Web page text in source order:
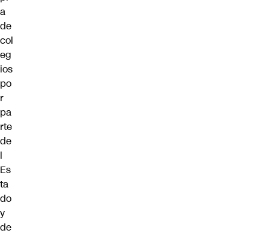
a
de
col
eg
ios
po
r
pa
rte
de
l
Es
ta
do
y
de